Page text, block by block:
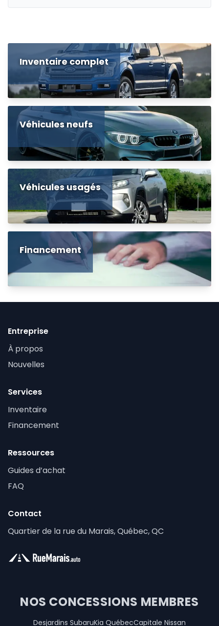
Inventaire complet
Véhicules neufs
Véhicules usagés
Financement
Entreprise
À propos
Nouvelles
Services
Inventaire
Financement
Ressources
Guides d’achat
FAQ
Contact
Quartier de la rue du Marais, Québec, QC
NOS CONCESSIONS MEMBRES
Desjardins SubaruKia QuébecCapitale Nissan